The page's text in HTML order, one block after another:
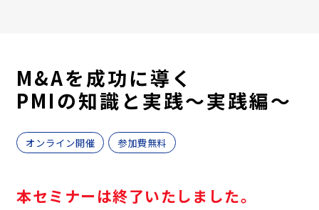
M&Aを成功に導く
PMIの知識と実践～実践編～
オンライン開催 参加費無料
本セミナーは終了いたしました。